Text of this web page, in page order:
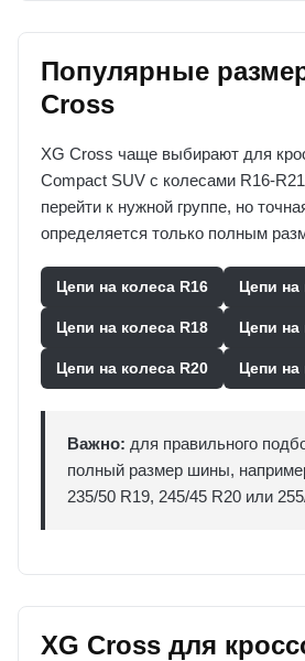
Популярные
Cross
XG Cross чаще выбирают для
Compact SUV с колесами R16-
перейти к нужной группе, но
определяется только полным
Цепи на колеса R16 Цепи на
Цепи на колеса R18 Цепи на
Цепи на колеса R20 Цепи на
Важно: для правильного
полный размер шины,
235/50 R19, 245/45 R20 или
XG Cross для